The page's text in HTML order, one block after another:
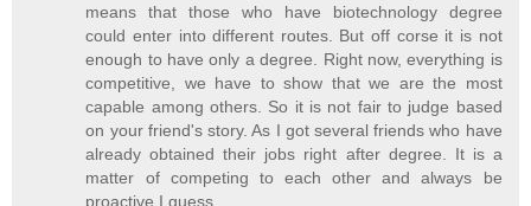
means that those who have biotechnology degree
could enter into different routes. But off corse it is not
enough to have only a degree. Right now, everything is
competitive, we have to show that we are the most
capable among others. So it is not fair to judge based
on your friend's story. As I got several friends who have
already obtained their jobs right after degree. It is a
matter of competing to each other and always be
proactive I guess.